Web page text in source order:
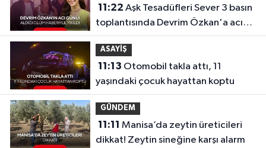
11:22
toplantısında Devrim Özkan'a acı
haber
ASAYİŞ
11:13
yaşındaki çocuk hayattan koptu
GÜNDEM
11:11
dikkat! Zeytin sineğine karşı alarm